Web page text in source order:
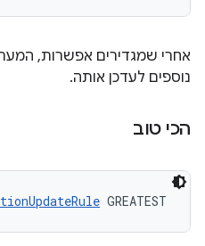
אחרי שמגדירים אפשרות,
נוספים לעדכן אותה.
הכי טוב
GREATEST